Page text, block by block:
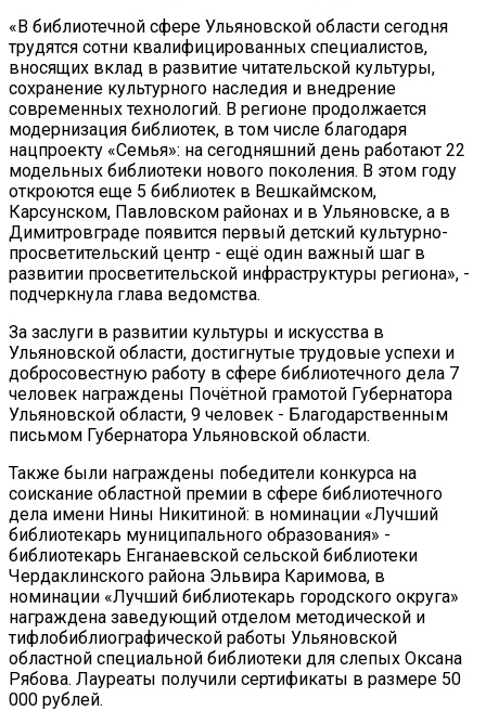
«В библиотечной сфере Ульяновской области сегодня
трудятся сотни квалифицированных специалистов,
вносящих вклад в развитие читательской культуры,
сохранение культурного наследия и внедрение
современных технологий. В регионе продолжается
модернизация библиотек, в том числе благодаря
нацпроекту «Семья»: на сегодняшний день работают 22
модельных библиотеки нового поколения. В этом году
откроются еще 5 библиотек в Вешкаймском,
Карсунском, Павловском районах и в Ульяновске, а в
Димитровграде появится первый детский культурно-
просветительский центр - ещё один важный шаг в
развитии просветительской инфраструктуры региона», -
подчеркнула глава ведомства.
За заслуги в развитии культуры и искусства в
Ульяновской области, достигнутые трудовые успехи и
добросовестную работу в сфере библиотечного дела 7
человек награждены Почётной грамотой Губернатора
Ульяновской области, 9 человек - Благодарственным
письмом Губернатора Ульяновской области.
Также были награждены победители конкурса на
соискание областной премии в сфере библиотечного
дела имени Нины Никитиной: в номинации «Лучший
библиотекарь муниципального образования» -
библиотекарь Енганаевской сельской библиотеки
Чердаклинского района Эльвира Каримова, в
номинации «Лучший библиотекарь городского округа»
награждена заведующий отделом методической и
тифлобиблиографической работы Ульяновской
областной специальной библиотеки для слепых Оксана
Рябова. Лауреаты получили сертификаты в размере 50
000 рублей.